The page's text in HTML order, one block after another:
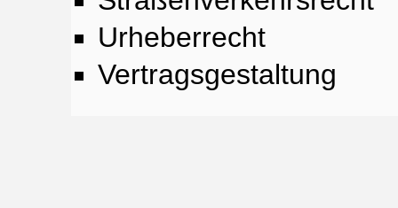
Urheberrecht
Vertragsgestaltung